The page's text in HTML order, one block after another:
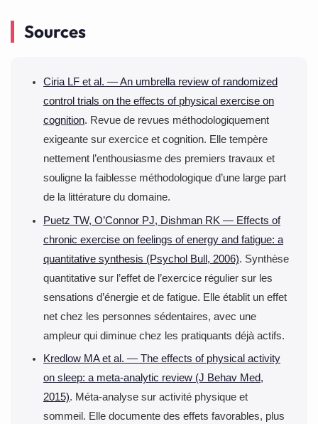
disponibilité réelle, avec des séances courtes et des
comptent souvent davantage que le contenu des
séances.
Sources
Ciria LF et al. — An umbrella review of randomized
control trials on the effects of physical exercise on
cognition. Revue de revues méthodologiquement
exigeante sur exercice et cognition. Elle tempère
nettement l’enthousiasme des premiers travaux et
souligne la faiblesse méthodologique d’une large part
de la littérature du domaine.
Puetz TW, O’Connor PJ, Dishman RK — Effects of
chronic exercise on feelings of energy and fatigue: a
quantitative synthesis (Psychol Bull, 2006). Synthèse
quantitative sur l’effet de l’exercice régulier sur les
sensations d’énergie et de fatigue. Elle établit un effet
net chez les personnes sédentaires, avec une
ampleur qui diminue chez les pratiquants déjà actifs.
Kredlow MA et al. — The effects of physical activity
on sleep: a meta-analytic review (J Behav Med,
2015). Méta-analyse sur activité physique et
sommeil. Elle documente des effets favorables, plus